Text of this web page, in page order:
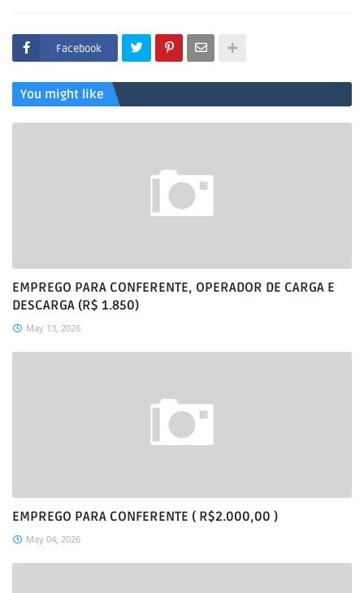
Facebook
You might like
EMPREGO PARA CONFERENTE, OPERADOR DE CARGA E
DESCARGA (R$ 1.850)
May 13, 2026
EMPREGO PARA CONFERENTE ( R$2.000,00 )
May 04, 2026